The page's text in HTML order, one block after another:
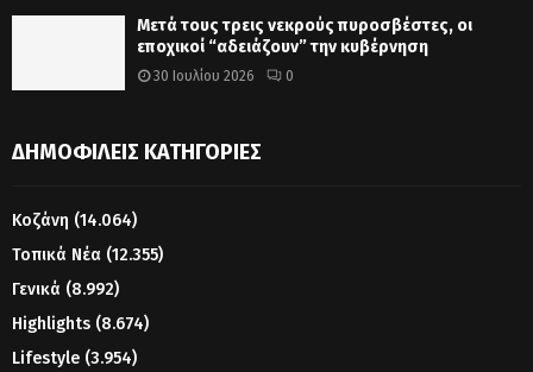
Μετά τους τρεις νεκρούς πυροσβέστες, οι
εποχικοί “αδειάζουν” την κυβέρνηση
30 Ιουλίου 2026 0
ΔΗΜΟΦΙΛΕΊΣ ΚΑΤΗΓΟΡΊΕΣ
Κοζάνη (14.064)
Τοπικά Νέα (12.355)
Γενικά (8.992)
Highlights (8.674)
Lifestyle (3.954)